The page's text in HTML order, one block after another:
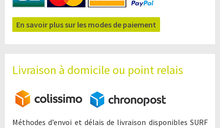
En savoir plus sur les modes de paiement
Livraison à domicile ou point relais
Méthodes d’envoi et délais de livraison disponibles SURF